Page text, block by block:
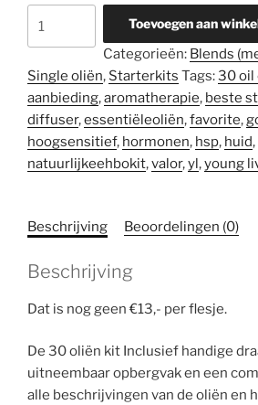
was:
€ 455,00.
is:
€ 415,75.
+
3
gratis
producten
erbij
€70,-
Toevoegen aan
Categorieën: Blends
Single oliën, Starterkits Tags:30 oil
aanbieding,aromatherapie, beste
diffuser,essentiëleoliën,favorite,
hoogsensitief, hormonen, hsp, huid,
natuurlijkeehbokit,valor,yl ,young
Beschrijving Beoordelingen (0)
Beschrijving
Dat is nog geen €13,- per flesje.
De 30 oliën kit Inclusief handige
uitneembaar opbergvak en een
alle beschrijvingen van de oliën en